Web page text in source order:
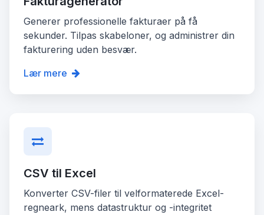
Generer professionelle fakturaer på få
sekunder. Tilpas skabeloner, og administrer din
fakturering uden besvær.
Lær mere
CSV til Excel
Konverter CSV-filer til velformaterede Excel-
regneark, mens datastruktur og -integritet